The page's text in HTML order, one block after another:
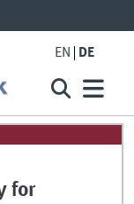
EN DE
for